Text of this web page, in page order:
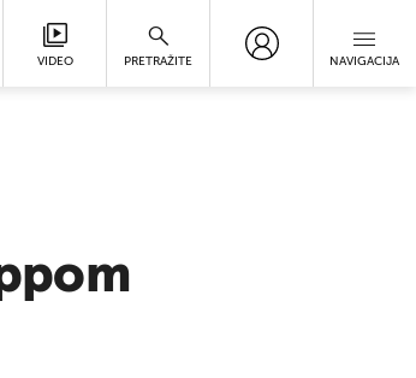
VIDEO PRETRAŽITE NAVIGACIJA